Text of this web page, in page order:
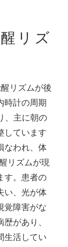
リズ
リズムが後
時計の周期
、主に朝の
しています
なわれ、体
リズムが現
す。患者の
い、光が体
覚障害がな
があり、
生活してい